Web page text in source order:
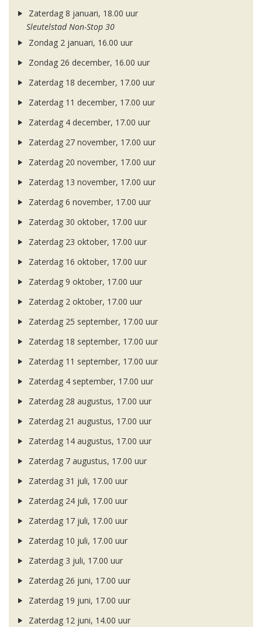
Zaterdag 8 januari, 18.00 uur
Sleutelstad Non-Stop 30
Zondag 2 januari, 16.00 uur
Zondag 26 december, 16.00 uur
Zaterdag 18 december, 17.00 uur
Zaterdag 11 december, 17.00 uur
Zaterdag 4 december, 17.00 uur
Zaterdag 27 november, 17.00 uur
Zaterdag 20 november, 17.00 uur
Zaterdag 13 november, 17.00 uur
Zaterdag 6 november, 17.00 uur
Zaterdag 30 oktober, 17.00 uur
Zaterdag 23 oktober, 17.00 uur
Zaterdag 16 oktober, 17.00 uur
Zaterdag 9 oktober, 17.00 uur
Zaterdag 2 oktober, 17.00 uur
Zaterdag 25 september, 17.00 uur
Zaterdag 18 september, 17.00 uur
Zaterdag 11 september, 17.00 uur
Zaterdag 4 september, 17.00 uur
Zaterdag 28 augustus, 17.00 uur
Zaterdag 21 augustus, 17.00 uur
Zaterdag 14 augustus, 17.00 uur
Zaterdag 7 augustus, 17.00 uur
Zaterdag 31 juli, 17.00 uur
Zaterdag 24 juli, 17.00 uur
Zaterdag 17 juli, 17.00 uur
Zaterdag 10 juli, 17.00 uur
Zaterdag 3 juli, 17.00 uur
Zaterdag 26 juni, 17.00 uur
Zaterdag 19 juni, 17.00 uur
Zaterdag 12 juni, 14.00 uur